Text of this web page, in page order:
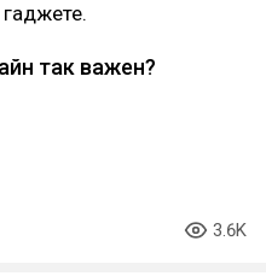
так важен?
3.6K